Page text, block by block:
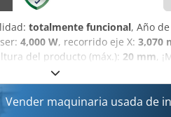
totalmente funcional, Año
4,000 W, recorrido eje X: 3,070
del producto (máx.): 20 mm,
¡La máquina fue
DETALLES TÉCNICOS Láser
E Principio: láser c2 (CA-HF)
Vender maquinaria usada de